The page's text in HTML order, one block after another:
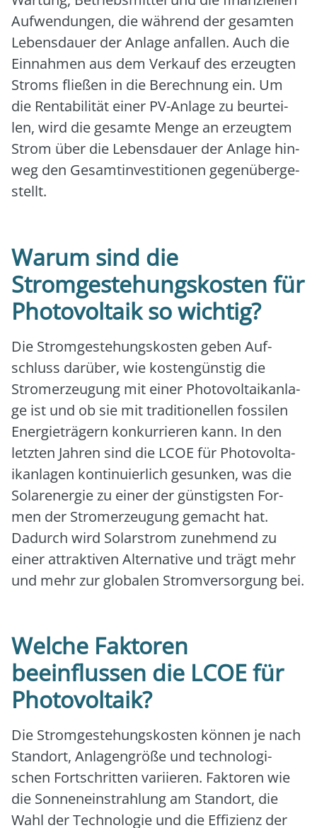
Auf­wen­dun­gen, die wäh­rend der gesam­ten
Lebens­dau­er der Anla­ge anfal­len. Auch die
Ein­nah­men aus dem Ver­kauf des erzeug­ten
Stroms flie­ßen in die Berech­nung ein. Um
die Ren­ta­bi­li­tät einer PV-Anla­ge zu beur­tei­
len, wird die gesam­te Men­ge an erzeug­tem
Strom über die Lebens­dau­er der Anla­ge hin­
weg den Gesamt­in­ves­ti­tio­nen gegen­über­ge­
stellt.
Warum sind die
Stromgestehungskosten für
Photovoltaik so wichtig?
Die Strom­ge­ste­hungs­kos­ten geben Auf­
schluss dar­über, wie kos­ten­güns­tig die
Strom­erzeu­gung mit einer Pho­to­vol­ta­ik­an­la­
ge ist und ob sie mit tra­di­tio­nel­len fos­si­len
Ener­gie­trä­gern kon­kur­rie­ren kann. In den
letz­ten Jah­ren sind die LCOE für Pho­to­vol­ta­
ik­an­la­gen kon­ti­nu­ier­lich gesun­ken, was die
Solar­ener­gie zu einer der güns­tigs­ten For­
men der Strom­erzeu­gung gemacht hat.
Dadurch wird Solar­strom zuneh­mend zu
einer attrak­ti­ven Alter­na­ti­ve und trägt mehr
und mehr zur glo­ba­len Strom­ver­sor­gung bei.
Welche Faktoren
beeinflussen die LCOE für
Photovoltaik?
Die Strom­ge­ste­hungs­kos­ten kön­nen je nach
Stand­ort, Anla­gen­grö­ße und tech­no­lo­gi­
schen Fort­schrit­ten vari­ie­ren. Fak­to­ren wie
die Son­nen­ein­strah­lung am Stand­ort, die
Wahl der Tech­no­lo­gie und die Effi­zi­enz der